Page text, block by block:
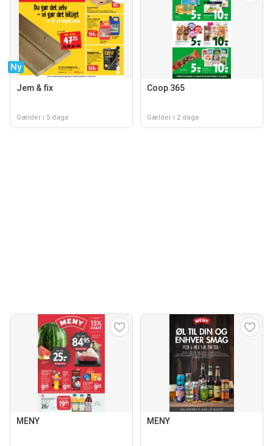
Ny
Jem & fix
Gælder i 5 dage
Coop 365
Gælder i 2 dage
MENY MENY